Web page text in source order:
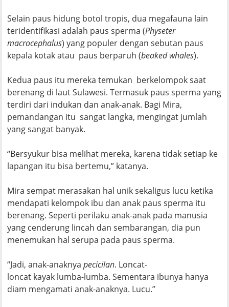
Selain paus hidung botol tropis, dua megafauna lain
teridentifikasi adalah paus sperma (Physeter
macrocephalus) yang populer dengan sebutan paus
kepala kotak atau paus berparuh (beaked whales).
Kedua paus itu mereka temukan berkelompok saat
berenang di laut Sulawesi. Termasuk paus sperma yang
terdiri dari indukan dan anak-anak. Bagi Mira,
pemandangan itu sangat langka, mengingat jumlah
yang sangat banyak.
“Bersyukur bisa melihat mereka, karena tidak setiap ke
lapangan itu bisa bertemu,” katanya.
Mira sempat merasakan hal unik sekaligus lucu ketika
mendapati kelompok ibu dan anak paus sperma itu
berenang. Seperti perilaku anak-anak pada manusia
yang cenderung lincah dan sembarangan, dia pun
menemukan hal serupa pada paus sperma.
“Jadi, anak-anaknyapecicilan. Loncat-
loncat kayak lumba-lumba. Sementara ibunya hanya
diam mengamati anak-anaknya. Lucu.”